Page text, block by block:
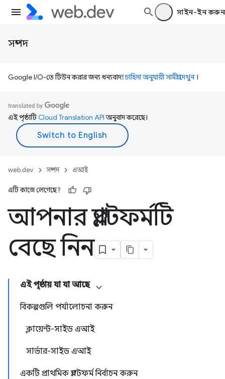
সাইন-ইন করুন
সম্পদ
Google I/O-তে টিউন করার জন্য ধন্যবাদ!চাহিদা অনুযায়ী সামগ্রী দেখুন।
এই পৃষ্ঠাটিCloud Translation APIঅনুবাদ করেছে।
web.dev সম্পদ এআই
এটি কাজে লেগেছে?
আপনার প্ল্যাটফর্মটি
বেছে নিন
এই পৃষ্ঠায় যা যা আছে
বিকল্পগুলি পর্যালোচনা করুন
ক্লায়েন্ট-সাইড এআই
সার্ভার-সাইড এআই
একটি প্রাথমিক প্ল্যাটফর্ম নির্বাচন করুন